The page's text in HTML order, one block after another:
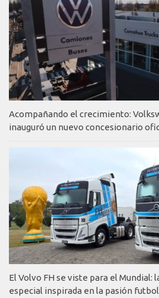
Acompañando el crecimiento:
inauguró un nuevo concesionario
El Volvo FH se viste para el Mundial:
especial inspirada en la pasión